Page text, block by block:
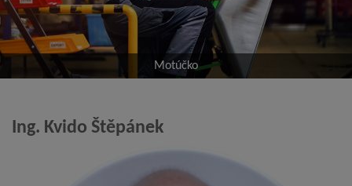
Motúčko
Ing. Kvido Štěpánek